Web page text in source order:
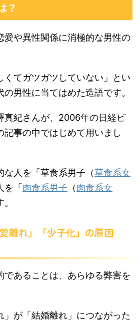
？
愛や異性関係に消極的な男性の
くてガツガツしていない」とい
男性に当てはめた造語です。
真紀さんが、2006年の日経ビ
記事の中ではじめて用いまし
な人を「草食系男子（草食系女
を「 肉食系男子 （肉食系女
離れ」「少子化」の原因
であることは、あらゆる弊害を
」が「結婚離れ」につながった